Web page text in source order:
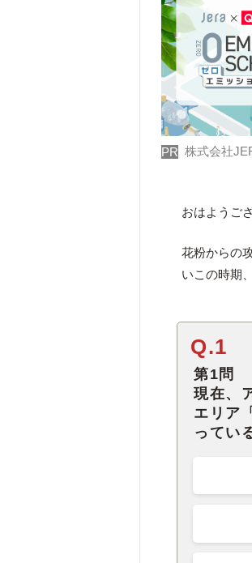
PR 株式会社
おはようご
花粉からの
いこの時期
Q.1
第1問
現在、
エリア
ってい